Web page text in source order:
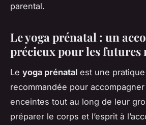
parental.
Le yoga prénatal : un
précieux pour les futures
Le yoga prénatal est une
recommandée pour
enceintes tout au long de leur
préparer le corps et l’esprit à